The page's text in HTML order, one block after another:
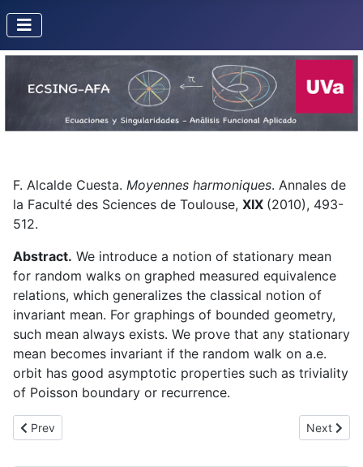
F. Alcalde Cuesta. Moyennes harmoniques. Annales de
la Faculté des Sciences de Toulouse, XIX (2010), 493-
512.
Abstract. We introduce a notion of stationary mean
for random walks on graphed measured equivalence
relations, which generalizes the classical notion of
invariant mean. For graphings of bounded geometry,
such mean always exists. We prove that any stationary
mean becomes invariant if the random walk on a.e.
orbit has good asymptotic properties such as triviality
of Poisson boundary or recurrence.
Previous article: Clasificación analítica de foliaciones
Prev Next
Next